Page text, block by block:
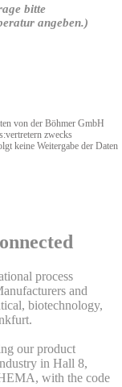
bitte
angeben.)
von der Böhmer GmbH
zwecks
keine Weitergabe der Daten
process
and
biotechnology,
our product
in Hall 8,
with the code